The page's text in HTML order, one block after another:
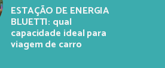
ESTAÇÃO DE ENERGIA
BLUETTI: qual
capacidade ideal para
viagem de carro